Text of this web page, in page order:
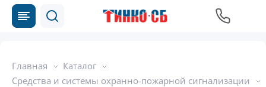
Главная
Каталог
Средства и системы охранно-пожарной сигнализации